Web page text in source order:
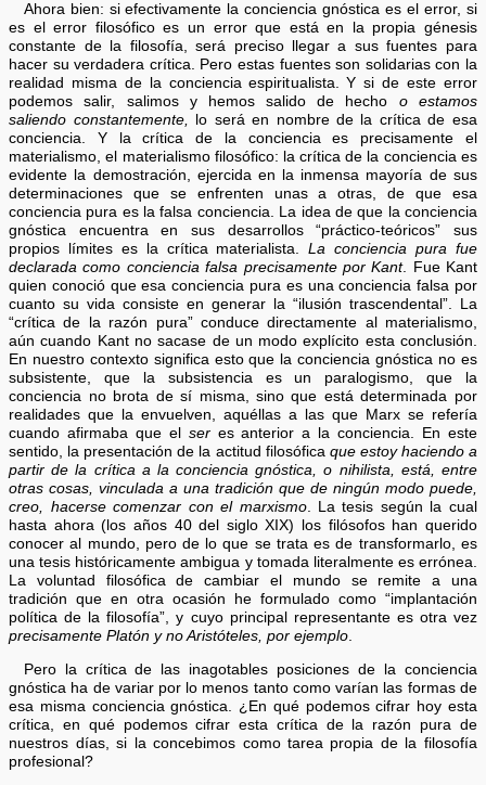
Ahora bien: si efectivamente la conciencia gnóstica es el error, si
es el error filosófico es un error que está en la propia génesis
constante de la filosofía, será preciso llegar a sus fuentes para
hacer su verdadera crítica. Pero estas fuentes son solidarias con la
realidad misma de la conciencia espiritualista. Y si de este error
podemos salir, salimos y hemos salido de hecho o estamos
saliendo constantemente, lo será en nombre de la crítica de esa
conciencia. Y la crítica de la conciencia es precisamente el
materialismo, el materialismo filosófico: la crítica de la conciencia es
evidente la demostración, ejercida en la inmensa mayoría de sus
determinaciones que se enfrenten unas a otras, de que esa
conciencia pura es la falsa conciencia. La idea de que la conciencia
gnóstica encuentra en sus desarrollos “práctico-teóricos” sus
propios límites es la crítica materialista.La conciencia pura fue
declarada como conciencia falsa precisamente por Kant. Fue Kant
quien conoció que esa conciencia pura es una conciencia falsa por
cuanto su vida consiste en generar la “ilusión trascendental”. La
“crítica de la razón pura” conduce directamente al materialismo,
aún cuando Kant no sacase de un modo explícito esta conclusión.
En nuestro contexto significa esto que la conciencia gnóstica no es
subsistente, que la subsistencia es un paralogismo, que la
conciencia no brota de sí misma, sino que está determinada por
realidades que la envuelven, aquéllas a las que Marx se refería
cuando afirmaba que el seres anterior a la conciencia. En este
sentido, la presentación de la actitud filosófica que estoy haciendo a
partir de la crítica a la conciencia gnóstica, o nihilista, está, entre
otras cosas, vinculada a una tradición que de ningún modo puede,
creo, hacerse comenzar con el marxismo. La tesis según la cual
hasta ahora (los años 40 del siglo XIX) los filósofos han querido
conocer al mundo, pero de lo que se trata es de transformarlo, es
una tesis históricamente ambigua y tomada literalmente es errónea.
La voluntad filosófica de cambiar el mundo se remite a una
tradición que en otra ocasión he formulado como “implantación
política de la filosofía”, y cuyo principal representante es otra vez
precisamente Platón y no Aristóteles, por ejemplo.
Pero la crítica de las inagotables posiciones de la conciencia
gnóstica ha de variar por lo menos tanto como varían las formas de
esa misma conciencia gnóstica. ¿En qué podemos cifrar hoy esta
crítica, en qué podemos cifrar esta crítica de la razón pura de
nuestros días, si la concebimos como tarea propia de la filosofía
profesional?